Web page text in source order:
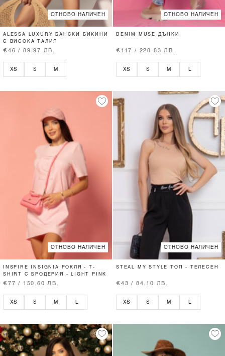
ОТНОВО НАЛИЧЕН
ALESSA LUXURY БАНСКИ БИКИНИ
С ВИСОКА ТАЛИЯ
€46 / 89.97 ЛВ.
XS S M
ОТНОВО НАЛИЧЕН
DENIM MUSE ДЪНКИ
€117 / 228.83 ЛВ.
XS S M L
ОТНОВО НАЛИЧЕН
INSPIRE INSIGNIA РОКЛЯ - T-
SHIRT С БРОДЕРИЯ - LIGHT PINK
€77 / 150.60 ЛВ.
XS S M
ОТНОВО НАЛИЧЕН
STEAL MY STYLE ТОП - ТЕЛЕСЕН
€43 / 84.10 ЛВ.
XS S M